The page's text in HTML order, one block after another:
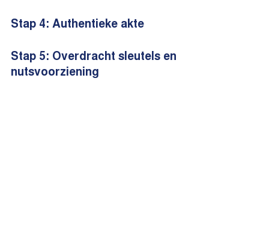
Stap 4: Authentieke akte
Stap 5: Overdracht sleutels en
nutsvoorziening